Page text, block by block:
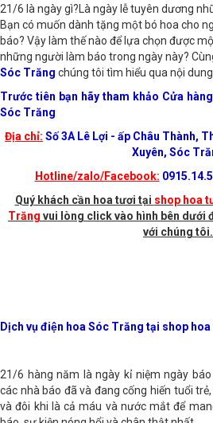
21/6 là ngày gì?Là ngày lễ tuyên dương
Bạn có muốn dành tặng một bó hoa cho
báo? Vậy làm thế nào để lựa chọn được
những người làm báo trong ngày này?
Sóc Trăng chúng tôi tìm hiểu qua nội
Trước tiên bạn hãy tham khảo Cửa
Sóc Trăng
Địa chỉ: Số 3A Lê Lợi - ấp Châu Thành,
Xuyên, Sóc
Hotline/zalo/Facebook:
Quý khách cần hoa tươi tạishop hoa
Trăngvui lòng click vào hình bên dưới
với chúng tôi.
Dịch vụ điện hoa Sóc Trăng tại shop
21/6 hàng năm là ngày kỉ niệm ngày
các nhà báo đã và đang cống hiến tuổi
và đôi khi là cả máu và nước mắt để